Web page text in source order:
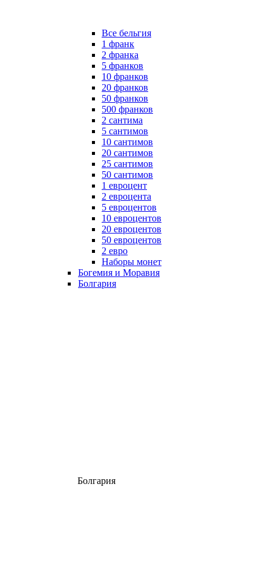
Все бельгия
1 франк
2 франка
5 франков
10 франков
20 франков
50 франков
500 франков
2 сантима
5 сантимов
10 сантимов
20 сантимов
25 сантимов
50 сантимов
1 евроцент
2 евроцента
5 евроцентов
10 евроцентов
20 евроцентов
50 евроцентов
2 евро
Наборы монет
Богемия и Моравия
Болгария
Болгария